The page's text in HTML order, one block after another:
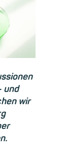
und
wir